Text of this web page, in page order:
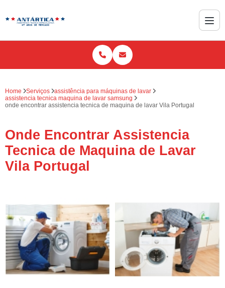
Home Serviços
assistência para máquinas de lavar
assistencia tecnica maquina de lavar samsung
onde encontrar assistencia tecnica de maquina de lavar Vila Portugal
Onde Encontrar Assistencia
Tecnica de Maquina de Lavar
Vila Portugal